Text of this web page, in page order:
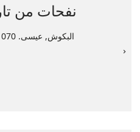
نفحات من
Livre | البكوش, عيسى. ‏070 | 2022